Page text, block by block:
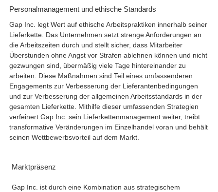
Personalmanagement und ethische Standards
Gap Inc. legt Wert auf ethische Arbeitspraktiken innerhalb seiner
Lieferkette. Das Unternehmen setzt strenge Anforderungen an
die Arbeitszeiten durch und stellt sicher, dass Mitarbeiter
Überstunden ohne Angst vor Strafen ablehnen können und nicht
gezwungen sind, übermäßig viele Tage hintereinander zu
arbeiten. Diese Maßnahmen sind Teil eines umfassenderen
Engagements zur Verbesserung der Lieferantenbedingungen
und zur Verbesserung der allgemeinen Arbeitsstandards in der
gesamten Lieferkette. Mithilfe dieser umfassenden Strategien
verfeinert Gap Inc. sein Lieferkettenmanagement weiter, treibt
transformative Veränderungen im Einzelhandel voran und behält
seinen Wettbewerbsvorteil auf dem Markt.
Marktpräsenz
Gap Inc. ist durch eine Kombination aus strategischem